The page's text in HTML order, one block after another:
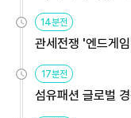
14분전
관세전쟁 '엔드게
17분전
섬유패션 글로벌